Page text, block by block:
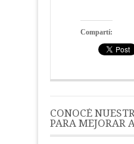
Compartí:
CONOCÉ
PARA MEJORAR